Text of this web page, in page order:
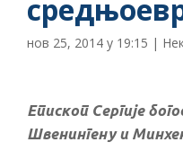
нов 25, 2014 у 19:15 |
Епископ Сергије
Швенингену и